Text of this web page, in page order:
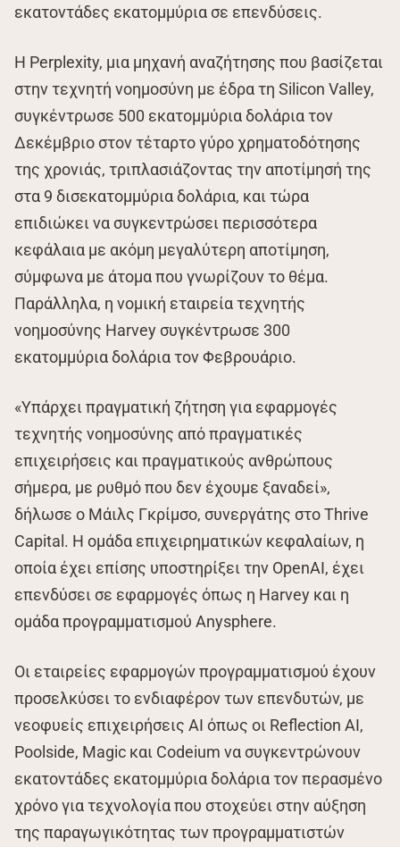
εκατοντάδες εκατομμύρια σε επενδύσεις.
Η Perplexity, μια μηχανή αναζήτησης που βασίζεται
στην τεχνητή νοημοσύνη με έδρα τη Silicon Valley,
συγκέντρωσε 500 εκατομμύρια δολάρια τον
Δεκέμβριο στον τέταρτο γύρο χρηματοδότησης
της χρονιάς, τριπλασιάζοντας την αποτίμησή της
στα 9 δισεκατομμύρια δολάρια, και τώρα
επιδιώκει να συγκεντρώσει περισσότερα
κεφάλαια με ακόμη μεγαλύτερη αποτίμηση,
σύμφωνα με άτομα που γνωρίζουν το θέμα.
Παράλληλα, η νομική εταιρεία τεχνητής
νοημοσύνης Harvey συγκέντρωσε 300
εκατομμύρια δολάρια τον Φεβρουάριο.
«Υπάρχει πραγματική ζήτηση για εφαρμογές
τεχνητής νοημοσύνης από πραγματικές
επιχειρήσεις και πραγματικούς ανθρώπους
σήμερα, με ρυθμό που δεν έχουμε ξαναδεί»,
δήλωσε ο Μάιλς Γκρίμσο, συνεργάτης στο Thrive
Capital. Η ομάδα επιχειρηματικών κεφαλαίων, η
οποία έχει επίσης υποστηρίξει την OpenAI, έχει
επενδύσει σε εφαρμογές όπως η Harvey και η
ομάδα προγραμματισμού Anysphere.
Οι εταιρείες εφαρμογών προγραμματισμού έχουν
προσελκύσει το ενδιαφέρον των επενδυτών, με
νεοφυείς επιχειρήσεις ΑΙ όπως οι Reflection AI,
Poolside, Magic και Codeium να συγκεντρώνουν
εκατοντάδες εκατομμύρια δολάρια τον περασμένο
χρόνο για τεχνολογία που στοχεύει στην αύξηση
της παραγωγικότητας των προγραμματιστών